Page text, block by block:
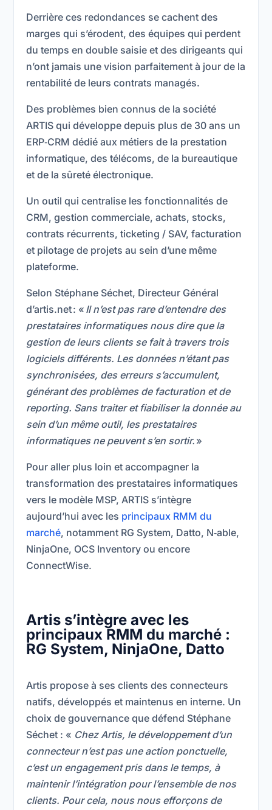
Derrière ces redondances se cachent des
marges qui s’érodent, des équipes qui perdent
du temps en double saisie et des dirigeants qui
n’ont jamais une vision parfaitement à jour de la
rentabilité de leurs contrats managés.
Des problèmes bien connus de la société
ARTIS qui développe depuis plus de 30 ans un
ERP‑CRM dédié aux métiers de la prestation
informatique, des télécoms, de la bureautique
et de la sûreté électronique.
Un outil qui centralise les fonctionnalités de
CRM, gestion commerciale, achats, stocks,
contrats récurrents, ticketing / SAV, facturation
et pilotage de projets au sein d’une même
plateforme.
Selon Stéphane Séchet, Directeur Général
d’artis.net : « Il n’est pas rare d’entendre des
prestataires informatiques nous dire que la
gestion de leurs clients se fait à travers trois
logiciels différents. Les données n’étant pas
synchronisées, des erreurs s’accumulent,
générant des problèmes de facturation et de
reporting. Sans traiter et fiabiliser la donnée au
sein d’un même outil, les prestataires
informatiques ne peuvent s’en sortir. »
Pour aller plus loin et accompagner la
transformation des prestataires informatiques
vers le modèle MSP, ARTIS s’intègre
aujourd’hui avec les principaux RMM du
marché, notamment RG System, Datto, N‑able,
NinjaOne, OCS Inventory ou encore
ConnectWise.
Artis s’intègre avec les
principaux RMM du marché :
RG System, NinjaOne, Datto
Artis propose à ses clients des connecteurs
natifs, développés et maintenus en interne. Un
choix de gouvernance que défend Stéphane
Séchet : « Chez Artis, le développement d’un
connecteur n’est pas une action ponctuelle,
c’est un engagement pris dans le temps, à
maintenir l’intégration pour l’ensemble de nos
clients. Pour cela, nous nous efforçons de